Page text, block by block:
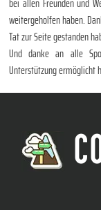
weitergeholfen haben.
Tat zur Seite gestanden
Und danke an alle
Unterstützung ermöglicht